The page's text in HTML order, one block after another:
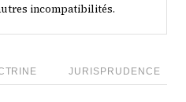
incompatibilités.
JURISPRUDENCE